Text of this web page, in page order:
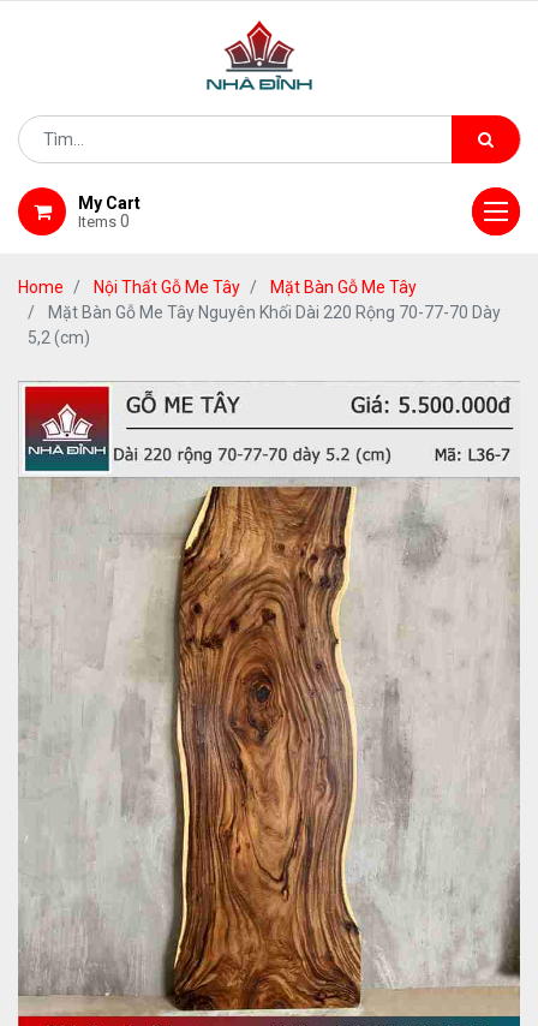
My Cart
Items 0
Home Nội Thất Gỗ Me Tây
Mặt Bàn Gỗ Me Tây
Mặt Bàn Gỗ Me Tây Nguyên Khối Dài 220 Rộng 70-77-70 Dày
5,2 (cm)